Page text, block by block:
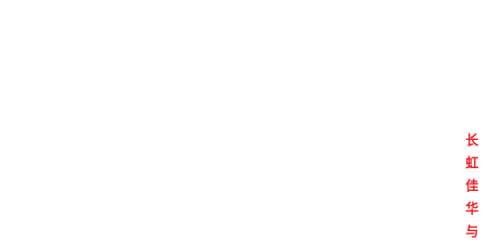
长
虹
佳
华
与